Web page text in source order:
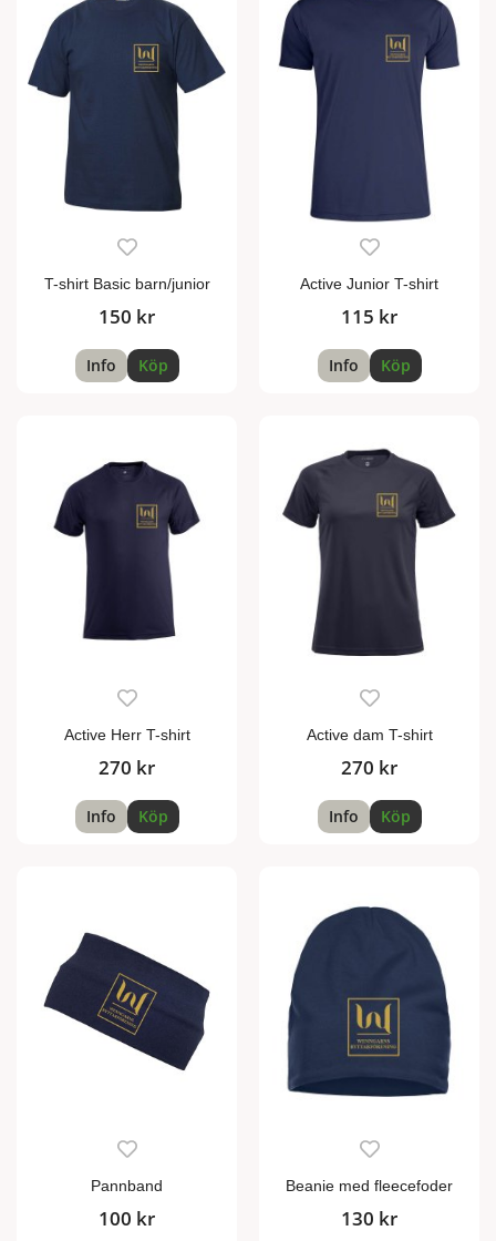
T-shirt Basic barn/junior
150 kr
Info Köp
Active Junior T-shirt
115 kr
Info Köp
Active Herr T-shirt
270 kr
Info Köp
Active dam T-shirt
270 kr
Info Köp
Pannband
100 kr
Beanie med fleecefoder
130 kr